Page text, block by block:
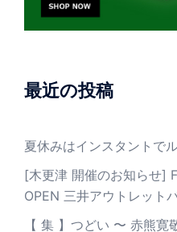
最近の投稿
夏休みはインスタントで
[木更津 開催のお知らせ]
OPEN 三井アウトレット
【 集 】つどい 〜 赤熊